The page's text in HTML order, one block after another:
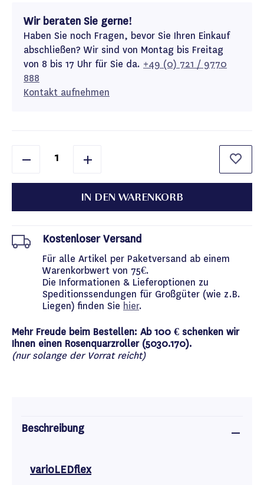
Wir beraten Sie gerne!
Haben Sie noch Fragen, bevor Sie Ihren Einkauf
abschließen? Wir sind von Montag bis Freitag
von 8 bis 17 Uhr für Sie da. +49 (0) 721 / 9770
888
Kontakt aufnehmen
IN DEN WARENKORB
Kostenloser Versand
Für alle Artikel per Paketversand ab einem
Warenkorbwert von 75€.
Die Informationen & Lieferoptionen zu
Speditionssendungen für Großgüter (wie z.B.
Liegen) finden Sie hier.
Mehr Freude beim Bestellen: Ab 100 € schenken wir
Ihnen einen Rosenquarzroller (5030.170).
(nur solange der Vorrat reicht)
Beschreibung
varioLEDflex